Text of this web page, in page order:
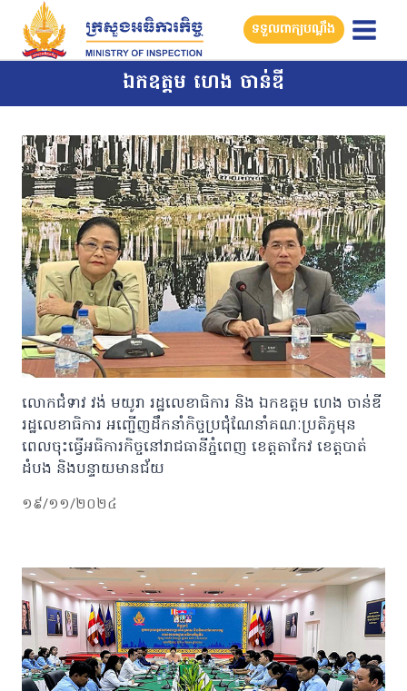
Skip
content
ទទួលពាក្យបណ្តឹង
ឯកឧត្តម ហេង ចាន់ឌី
លោកជំទាវ វង់ មយូរា រដ្ឋលេខាធិការ និង ឯកឧត្តម ហេង ចាន់ឌី
រដ្ឋលេខាធិការ អញ្ជើញដឹកនាំកិច្ចប្រជុំណែនាំគណៈប្រតិភូមុន
ពេលចុះធ្វើអធិការកិច្ចនៅរាជធានីភ្នំពេញ ខេត្តតាកែវ ខេត្តបាត់
ដំបង និងបន្ទាយមានជ័យ
១៩/១១/២០២៤